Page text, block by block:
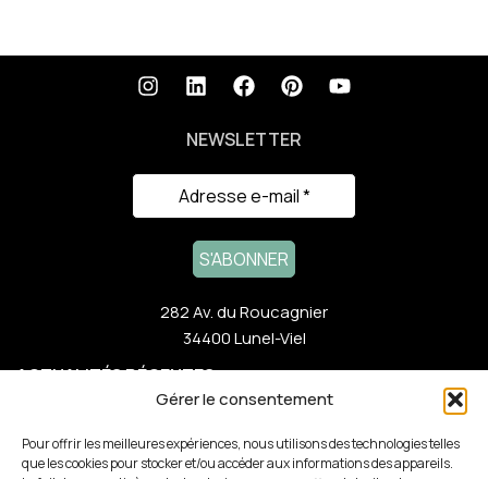
Gérer le consentement
Pour offrir les meilleures expériences, nous utilisons des technologies telles
que les cookies pour stocker et/ou accéder aux informations des appareils.
NEWSLETTER
282 Av. du Roucagnier
34400 Lunel-Viel
ACTUALITÉS RÉCENTES
NOTRE GAMME